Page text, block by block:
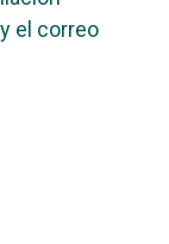
el correo